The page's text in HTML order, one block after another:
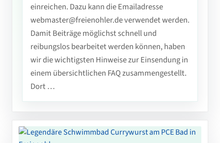
einreichen. Dazu kann die Emailadresse
webmaster@freienohler.de verwendet werden.
Damit Beiträge möglichst schnell und
reibungslos bearbeitet werden können, haben
wir die wichtigsten Hinweise zur Einsendung in
einem übersichtlichen FAQ zusammengestellt.
Dort …